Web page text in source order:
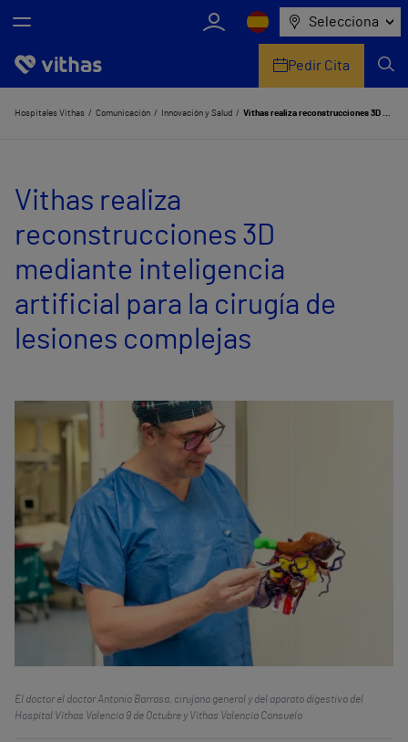
Selecciona
Nosotros
Servicios de salud
Equipo médico y asistencial
Comunicación
Pedir Cita
Hospitales Vithas Comunicación Innovación y Salud Vithas realiza reconstrucciones 3D mediante inteligencia artificial para la cirugía de lesiones complejas
Vithas realiza
reconstrucciones 3D
mediante inteligencia
artificial para la cirugía de
lesiones complejas
El doctor el doctor Antonio Barrasa, cirujano general y del aparato digestivo del
Hospital Vithas Valencia 9 de Octubre y Vithas Valencia Consuelo